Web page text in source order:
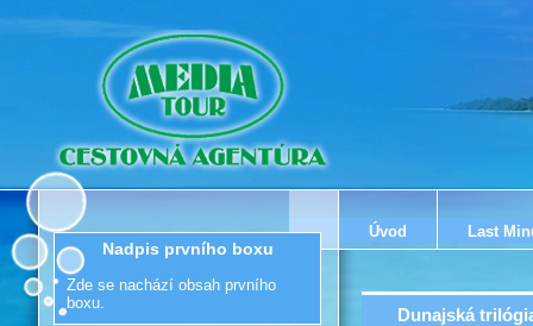
Úvod Last
Dunajská
Nadpis prvního boxu
Zde se nachází obsah prvního
boxu.